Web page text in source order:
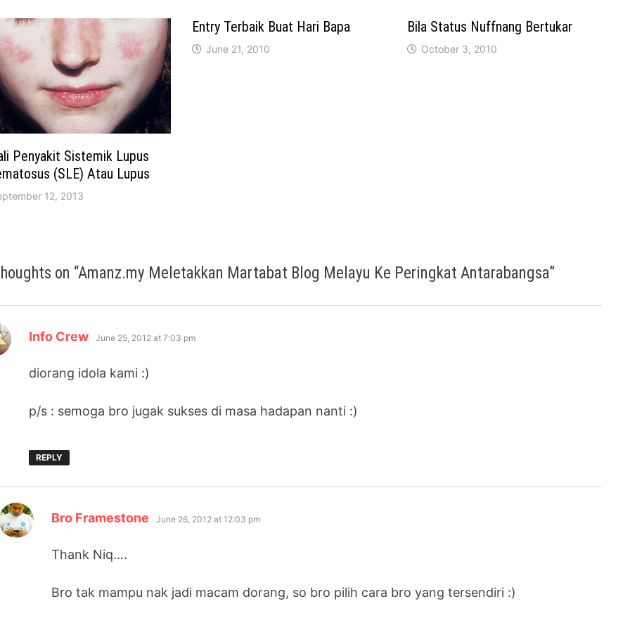
Penyakit Sistemik Lupus
(SLE) Atau Lupus
12, 2013
Entry Terbaik Buat Hari Bapa
June 21, 2010
Bila Status Nuffnang Bertukar
October 3, 2010
on “Amanz.my Meletakkan Martabat Blog Melayu Ke Peringkat Antarabangsa”
Info Crew says:
June 25, 2012 at 7:03 pm
diorang idola kami :)
p/s : semoga bro jugak sukses di masa hadapan nanti :)
REPLY
Bro Framestone says:
June 26, 2012 at 12:03 pm
Thank Niq….
Bro tak mampu nak jadi macam dorang, so bro pilih cara bro yang tersendiri :)